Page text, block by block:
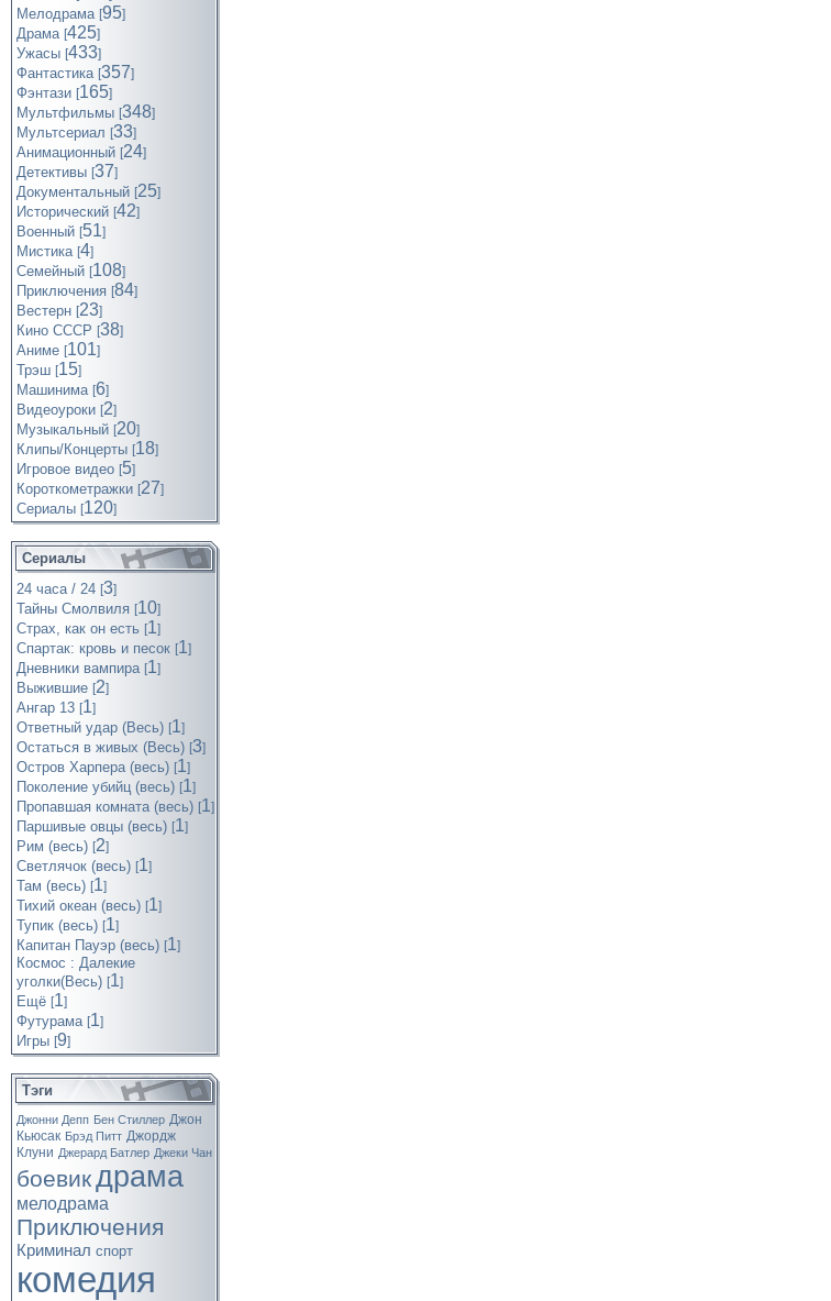
Мелодрама [95]
Драма [425]
Ужасы [433]
Фантастика [357]
Фэнтази [165]
Мультфильмы [348]
Мультсериал [33]
Анимационный [24]
Детективы [37]
Документальный [25]
Исторический [42]
Военный [51]
Мистика [4]
Семейный [108]
Приключения [84]
Вестерн [23]
Кино СССР [38]
Аниме [101]
Трэш [15]
Машинима [6]
Видеоуроки [2]
Музыкальный [20]
Клипы/Концерты [18]
Игровое видео [5]
Короткометражки [27]
Cериалы [120]
Сериалы
24 часа / 24 [3]
Тайны Смолвиля [10]
Страх, как он есть [1]
Спартак: кровь и песок [1]
Дневники вампира [1]
Выжившие [2]
Ангар 13 [1]
Ответный удар (Весь) [1]
Остаться в живых (Весь) [3]
Остров Харпера (весь) [1]
Поколение убийц (весь) [1]
Пропавшая комната (весь) [1]
Паршивые овцы (весь) [1]
Рим (весь) [2]
Светлячок (весь) [1]
Там (весь) [1]
Тихий океан (весь) [1]
Тупик (весь) [1]
Капитан Пауэр (весь) [1]
Космос : Далекие
уголки(Весь) [1]
Ещё [1]
Футурама [1]
Игры [9]
Тэги
Джонни Депп Бен Стиллер Джон
Кьюсак Брэд Питт Джордж
Клуни Джерард Батлер Джеки Чан
боевикдрама
мелодрама
Приключения
Криминал спорт
комедия